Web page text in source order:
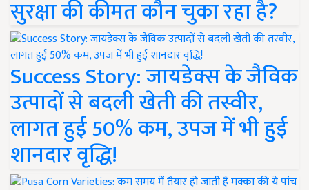
सुरक्षा की कीमत कौन चुका रहा है?
Success Story: जायडेक्स के जैविक
उत्पादों से बदली खेती की तस्वीर,
लागत हुई 50% कम, उपज में भी हुई
शानदार वृद्धि!